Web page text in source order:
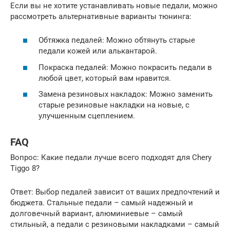
Если вы не хотите устанавливать новые педали, можно
рассмотреть альтернативные варианты тюнинга:
Обтяжка педалей: Можно обтянуть старые
педали кожей или алькантарой.
Покраска педалей: Можно покрасить педали в
любой цвет, который вам нравится.
Замена резиновых накладок: Можно заменить
старые резиновые накладки на новые, с
улучшенным сцеплением.
FAQ
Вопрос: Какие педали лучше всего подходят для Chery
Tiggo 8?
Ответ: Выбор педалей зависит от ваших предпочтений и
бюджета. Стальные педали – самый надежный и
долговечный вариант, алюминиевые – самый
стильный, а педали с резиновыми накладками – самый